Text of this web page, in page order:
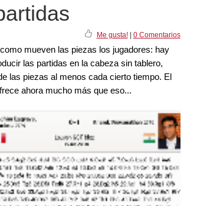
Me gusta!| 0 Comentarios
mueven las piezas los jugadores: hay
las partidas en la cabeza sin tablero,
las piezas al menos cada cierto tiempo. El
ahora mucho más que eso...